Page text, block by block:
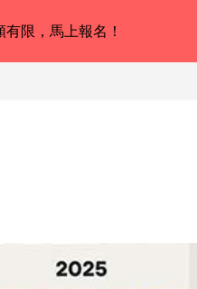
限，馬上報名！